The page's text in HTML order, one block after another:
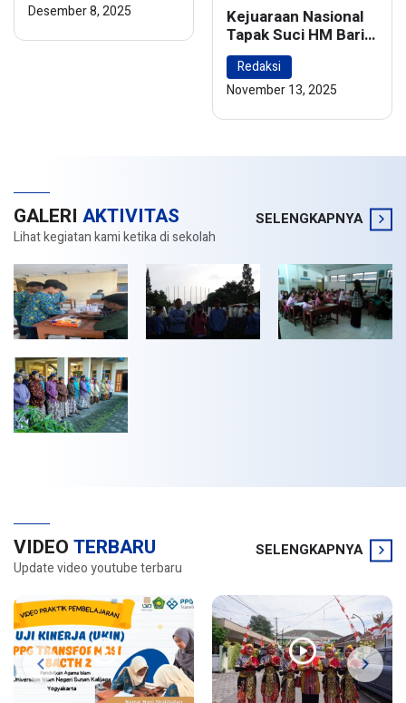
Desember 8, 2025
Kejuaraan Nasional
Tapak Suci HM Barie
Rsyad Championship
2024
Redaksi
November 13, 2025
GALERI AKTIVITAS
Lihat kegiatan kami ketika di sekolah
SELENGKAPNYA
VIDEOTERBARU
Update video youtube terbaru
SELENGKAPNYA